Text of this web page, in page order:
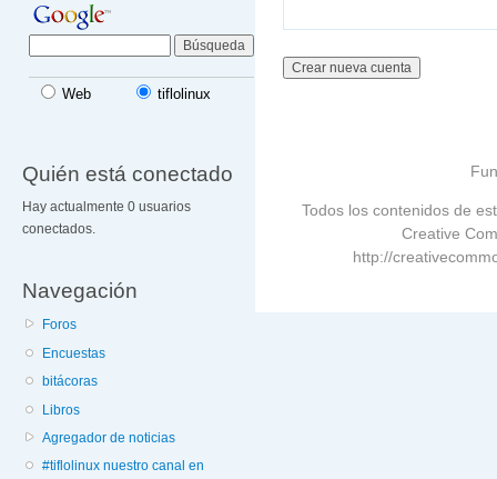
Web tiflolinux
Quién está conectado
Hay actualmente 0 usuarios
conectados.
Navegación
Foros
Encuestas
bitácoras
Libros
Agregador de noticias
#tiflolinux nuestro canal en
Todos los contenidos de
Creative
http://